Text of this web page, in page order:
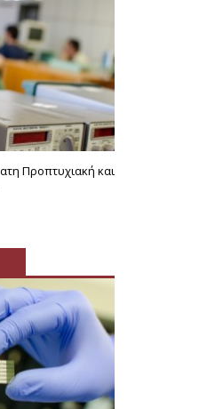
Προπτυχιακή και